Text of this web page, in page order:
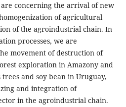
are concerning the arrival of new
of agricultural
of the agroindustrial chain. In
processes, we are
movement of destruction of
exploration in Amazony and
and soy bean in Uruguay,
and integration of
in the agroindustrial chain.